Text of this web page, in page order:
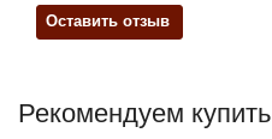
Оставить отзыв
Рекомендуем купить